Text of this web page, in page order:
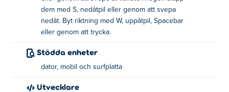
Hur spelar man Pylon?
Flytta formerna åt vänster eller höger: A/D,
vänster/höger piltangenter eller svep åt
dem med S, nedåtpil eller genom att svepa
nedåt. Byt riktning med W, uppåtpil, Spacebar
eller genom att trycka.
Stödda enheter
dator, mobil och surfplatta
Utvecklare